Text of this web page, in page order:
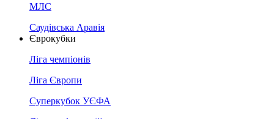
МЛС
Саудівська Аравія
Єврокубки
Ліга чемпіонів
Ліга Європи
Суперкубок УЄФА